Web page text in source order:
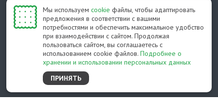
Мы используем cookie файлы, чтобы адаптировать
предложения в соответствии с вашими
потребностями и обеспечить максимальное удобство
при взаимодействии с сайтом. Продолжая
пользоваться сайтом, вы соглашаетесь с
использованием cookie файлов. Подробнее о
хранении и использовании персональных данных
ПРИНЯТЬ
© Протепло-СПб, 2011-2026
Карта сайта
Разработано студией Feel Good St